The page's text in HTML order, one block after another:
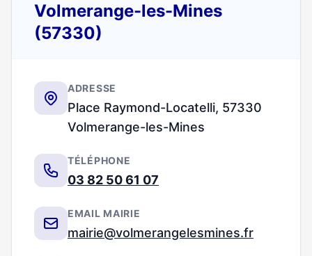
Volmerange-les-Mines
(57330)
ADRESSE
Place Raymond-Locatelli, 57330
Volmerange-les-Mines
TÉLÉPHONE
03 82 50 61 07
EMAIL MAIRIE
mairie@volmerangelesmines.fr